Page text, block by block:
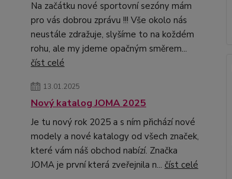
Na začátku nové sportovní sezóny mám
pro vás dobrou zprávu !!! Vše okolo nás
neustále zdražuje, slyšíme to na koždém
rohu, ale my jdeme opačným směrem...
číst celé
13.01.2025
Nový katalog JOMA 2025
Je tu nový rok 2025 a s ním přichází nové
modely a nové katalogy od všech značek,
které vám náš obchod nabízí. Značka
JOMA je první která zveřejnila n... číst celé